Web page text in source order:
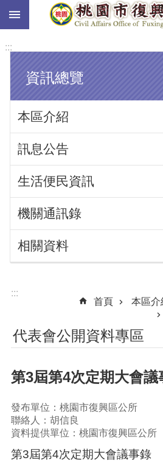
跳到主要內容區塊
:::
資訊總覽
本區介紹
訊息公告
生活便民資訊
機關通訊錄
相關資料
:::
首頁
本區介
代表會公開資料專區
第3屆第4次定期大會議
發布單位：桃園市復興區公所
聯絡人：胡信良
資料提供單位：桃園市復興區公所
第3屆第4次定期大會議事錄